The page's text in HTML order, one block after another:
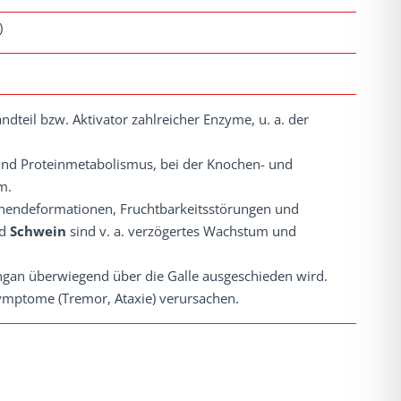
bzw. Aktivator zahlreicher Enzyme, u. a. der
Proteinmetabolismus, bei der Knochen- und
Fruchtbarkeitsstörungen und
Schwein sind v. a. verzögertes Wachstum und
überwiegend über die Galle ausgeschieden wird.
(Tremor, Ataxie) verursachen.